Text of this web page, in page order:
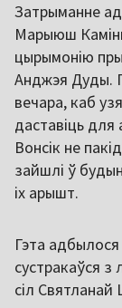
Затрыманне
Марыюш
цырымонію
Анджэя Дуды.
вечара, каб
даставіць для
Вонсік не
зайшлі ў
іх арышт.
Гэта
сустракаўся з
сіл Святланай